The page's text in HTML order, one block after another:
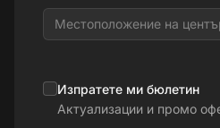
Местоположение на
Изпратете ми бюлетин
Актуализации и промо